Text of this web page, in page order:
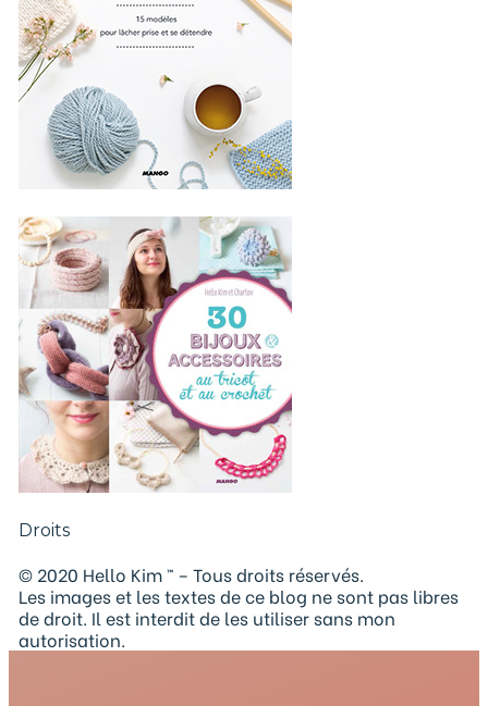
Droits
© 2020 Hello Kim ™ – Tous droits réservés.
Les images et les textes de ce blog ne sont pas libres
de droit. Il est interdit de les utiliser sans mon
autorisation.